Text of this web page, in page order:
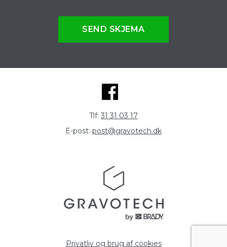
SEND SKJEMA
Tlf: 31 31 03 17
E-post: post@gravotech.dk
Privatliv og brug af cookies